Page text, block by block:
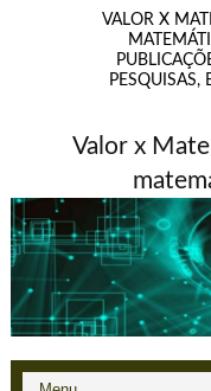
VALOR X
PESQUISAS,
Valor x